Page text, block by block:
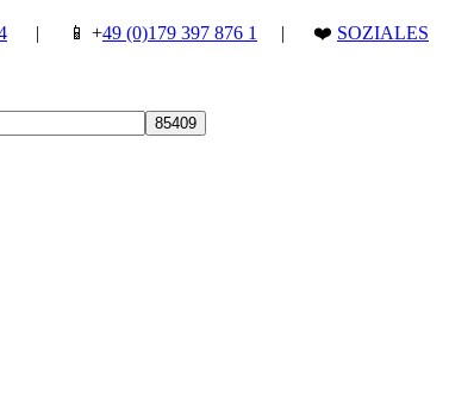
| 📱 +49 (0)179 397 876 1 | ❤️ SOZIALES